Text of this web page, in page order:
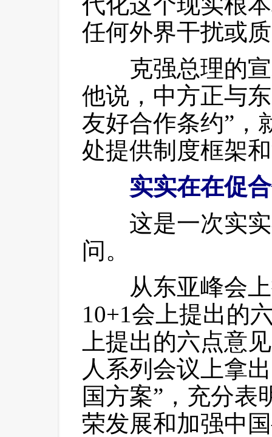
任何外界干扰或
克强总理的宣
他说，中方正与
友好合作条约”，
处提供制度框架
实实在在促
这是一次实实
问。
从东亚峰会上
10+1会上提出的
上提出的六点意
人系列会议上拿
国方案”，充分表
荣发展和加强中